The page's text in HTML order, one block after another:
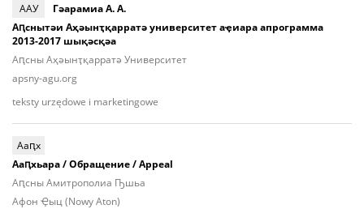
ААУ
Гәарамиа А. А.
Аԥснытәи Аҳәынҭ­қар­ратә университет аҿиара апрограмма
2013-2017 шықәсқәа
Аԥсны Аҳәынҭ­қар­ратә Университет
apsny-agu.org
teksty urzędowe i marketingowe
Ааԥх
Ааԥхьара / Обращение / Appeal
Аԥсны Амитрополиа Ҧшьа
Афон Ҿыц (Nowy Aton)